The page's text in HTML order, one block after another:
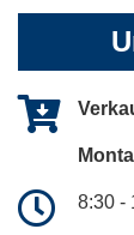
8:30 -